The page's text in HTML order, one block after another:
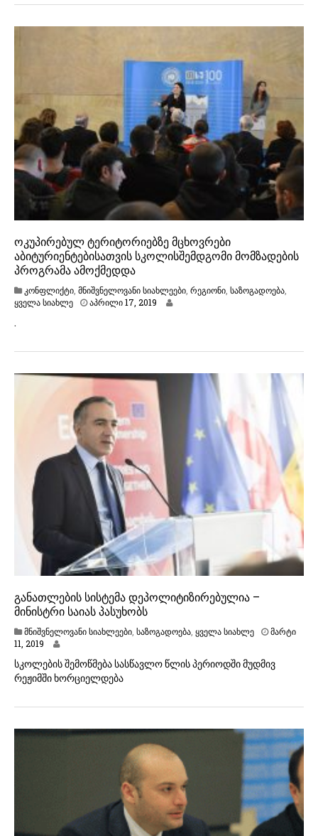
ოკუპირებულ ტერიტორიებზე მცხოვრები
აბიტურიენტებისათვის სკოლისშემდგომი მომზადების
პროგრამა ამოქმედდა
კონფლიქტი მნიშვნელოვანი სიახლეები რეგიონი საზოგადოება
ყველა სიახლე
აპრილი 17, 2019
ლ
1
7
,
2
0
.
განათლების სისტემა დეპოლიტიზირებულია –
მინისტრი საიას პასუხობს
მნიშვნელოვანი სიახლეები, საზოგადოება, ყველა სიახლე
მარტი
11, 2019
რ
ტ
,
2
სკოლების შემოწმება სასწავლო წლის პერიოდში მუდმივ
რეჟიმში ხორციელდება